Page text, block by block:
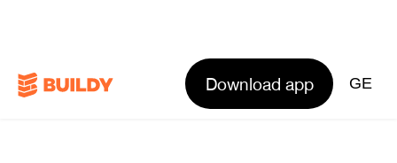
Download app GE